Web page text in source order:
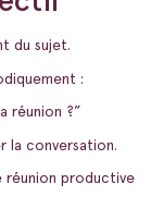
du sujet.
:
réunion ?”
la conversation.
réunion productive